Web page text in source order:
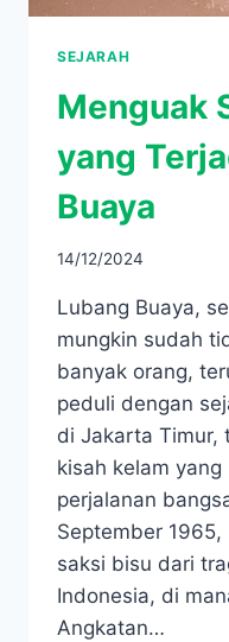
SEJARAH
Menguak
yang
Buaya
14/12/2024
Lubang Buaya,
mungkin sudah
banyak orang,
peduli dengan
di Jakarta Timur,
kisah kelam
perjalanan
September
saksi bisu dari
Indonesia, di
Angkatan…